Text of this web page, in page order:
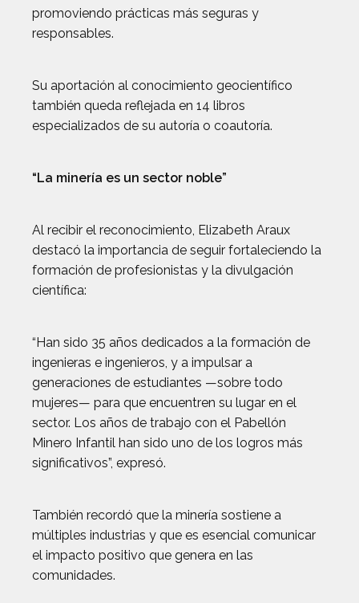
promoviendo prácticas más seguras y
responsables.
Su aportación al conocimiento geocientífico
también queda reflejada en 14 libros
especializados de su autoría o coautoría.
“La minería es un sector noble”
Al recibir el reconocimiento, Elizabeth Araux
destacó la importancia de seguir fortaleciendo la
formación de profesionistas y la divulgación
científica:
“Han sido 35 años dedicados a la formación de
ingenieras e ingenieros, y a impulsar a
generaciones de estudiantes —sobre todo
mujeres— para que encuentren su lugar en el
sector. Los años de trabajo con el Pabellón
Minero Infantil han sido uno de los logros más
significativos”, expresó.
También recordó que la minería sostiene a
múltiples industrias y que es esencial comunicar
el impacto positivo que genera en las
comunidades.